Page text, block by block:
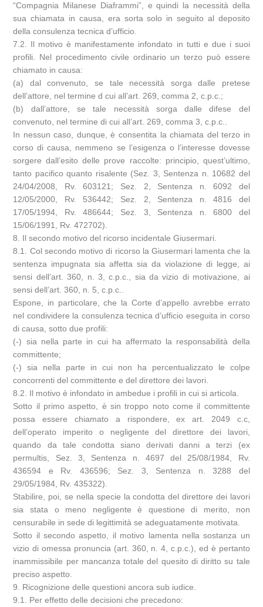
“Compagnia Milanese Diaframmi”, e quindi la necessità della
sua chiamata in causa, era sorta solo in seguito al deposito
della consulenza tecnica d’ufficio.
7.2. Il motivo è manifestamente infondato in tutti e due i suoi
profili. Nel procedimento civile ordinario un terzo può essere
chiamato in causa:
(a) dal convenuto, se tale necessità sorga dalle pretese
dell’attore, nel termine d cui all’art. 269, comma 2, c.p.c.;
(b) dall’attore, se tale necessità sorga dalle difese del
convenuto, nel termine di cui all’art. 269, comma 3, c.p.c..
In nessun caso, dunque, è consentita la chiamata del terzo in
corso di causa, nemmeno se l’esigenza o l’interesse dovesse
sorgere dall’esito delle prove raccolte: principio, quest’ultimo,
tanto pacifico quanto risalente (Sez. 3, Sentenza n. 10682 del
24/04/2008, Rv. 603121; Sez. 2, Sentenza n. 6092 del
12/05/2000, Rv. 536442; Sez. 2, Sentenza n. 4816 del
17/05/1994, Rv. 486644; Sez. 3, Sentenza n. 6800 del
15/06/1991, Rv. 472702).
8. Il secondo motivo del ricorso incidentale Giusermari.
8.1. Col secondo motivo di ricorso la Giusermari lamenta che la
sentenza impugnata sia affetta sia da violazione di legge, ai
sensi dell’art. 360, n. 3, c.p.c., sia da vizio di motivazione, ai
sensi dell’art. 360, n. 5, c.p.c..
Espone, in particolare, che la Corte d’appello avrebbe errato
nel condividere la consulenza tecnica d’ufficio eseguita in corso
di causa, sotto due profili:
(-) sia nella parte in cui ha affermato la responsabilità della
committente;
(-) sia nella parte in cui non ha percentualizzato le colpe
concorrenti del committente e del direttore dei lavori.
8.2. Il motivo è infondato in ambedue i profili in cui si articola.
Sotto il primo aspetto, è sin troppo noto come il committente
possa essere chiamato a rispondere, ex art. 2049 c.c,
dell’operato imperito o negligente del direttore dei lavori,
quando da tale condotta siano derivati danni a terzi (ex
permultis, Sez. 3, Sentenza n. 4697 del 25/08/1984, Rv.
436594 e Rv. 436596; Sez. 3, Sentenza n. 3288 del
29/05/1984, Rv. 435322).
Stabilire, poi, se nella specie la condotta del direttore dei lavori
sia stata o meno negligente è questione di merito, non
censurabile in sede di legittimità se adeguatamente motivata.
Sotto il secondo aspetto, il motivo lamenta nella sostanza un
vizio di omessa pronuncia (art. 360, n. 4, c.p.c.), ed è pertanto
inammissibile per mancanza totale del quesito di diritto su tale
preciso aspetto.
9. Ricognizione delle questioni ancora sub iudice.
9.1. Per effetto delle decisioni che precedono: